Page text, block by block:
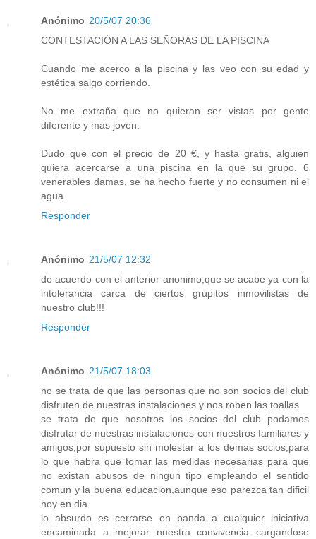
Anónimo 20/5/07 20:36
CONTESTACIÓN A LAS SEÑORAS DE LA PISCINA
Cuando me acerco a la piscina y las veo con su edad y
estética salgo corriendo.
No me extraña que no quieran ser vistas por gente
diferente y más joven.
Dudo que con el precio de 20 €, y hasta gratis, alguien
quiera acercarse a una piscina en la que su grupo, 6
venerables damas, se ha hecho fuerte y no consumen ni el
agua.
Responder
Anónimo 21/5/07 12:32
de acuerdo con el anterior anonimo,que se acabe ya con la
intolerancia carca de ciertos grupitos inmovilistas de
nuestro club!!!
Responder
Anónimo 21/5/07 18:03
no se trata de que las personas que no son socios del club
disfruten de nuestras instalaciones y nos roben las toallas
se trata de que nosotros los socios del club podamos
disfrutar de nuestras instalaciones con nuestros familiares y
amigos,por supuesto sin molestar a los demas socios,para
lo que habra que tomar las medidas necesarias para que
no existan abusos de ningun tipo empleando el sentido
comun y la buena educacion,aunque eso parezca tan dificil
hoy en dia
lo absurdo es cerrarse en banda a cualquier iniciativa
encaminada a mejorar nuestra convivencia cargandose